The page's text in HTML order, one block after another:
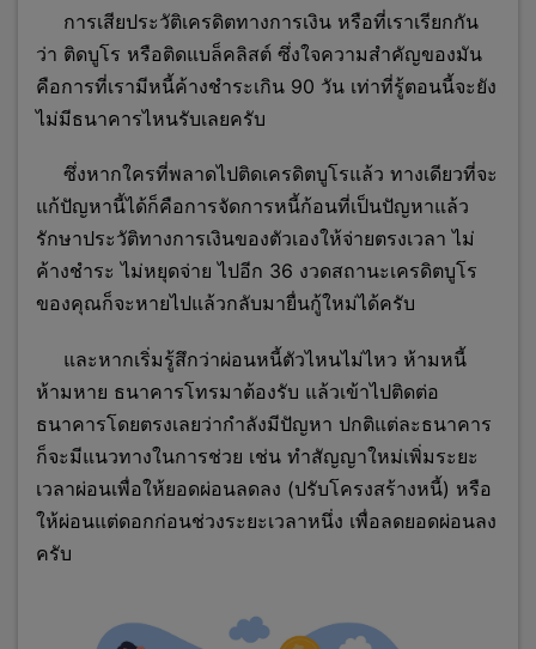
การเสียประวัติเครดิตทางการเงิน หรือที่เราเรียกกัน
ว่า ติดบูโร หรือติดแบล็คลิสต์ ซึ่งใจความสำคัญของมัน
คือการที่เรามีหนี้ค้างชำระเกิน 90 วัน เท่าที่รู้ตอนนี้จะยัง
ไม่มีธนาคารไหนรับเลยครับ
ซึ่งหากใครที่พลาดไปติดเครดิตบูโรแล้ว ทางเดียวที่จะ
แก้ปัญหานี้ได้ก็คือการจัดการหนี้ก้อนที่เป็นปัญหาแล้ว
รักษาประวัติทางการเงินของตัวเองให้จ่ายตรงเวลา ไม่
ค้างชำระ ไม่หยุดจ่าย ไปอีก 36 งวดสถานะเครดิตบูโร
ของคุณก็จะหายไปแล้วกลับมายื่นกู้ใหม่ได้ครับ
และหากเริ่มรู้สึกว่าผ่อนหนี้ตัวไหนไม่ไหว ห้ามหนี้
ห้ามหาย ธนาคารโทรมาต้องรับ แล้วเข้าไปติดต่อ
ธนาคารโดยตรงเลยว่ากำลังมีปัญหา ปกติแต่ละธนาคาร
ก็จะมีแนวทางในการช่วย เช่น ทำสัญญาใหม่เพิ่มระยะ
เวลาผ่อนเพื่อให้ยอดผ่อนลดลง (ปรับโครงสร้างหนี้) หรือ
ให้ผ่อนแต่ดอกก่อนช่วงระยะเวลาหนึ่ง เพื่อลดยอดผ่อนลง
ครับ